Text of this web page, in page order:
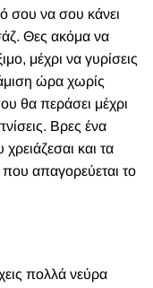
σου να σου κάνει
Θες ακόμα να
μέχρι να γυρίσεις
ώρα χωρίς
θα περάσει μέχρι
Βρες ένα
και τα
απαγορεύεται το
πολλά νεύρα